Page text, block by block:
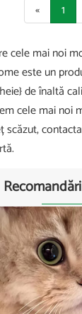
« 1
cele mai noi
este un
de înaltă
cele mai noi
scăzut,